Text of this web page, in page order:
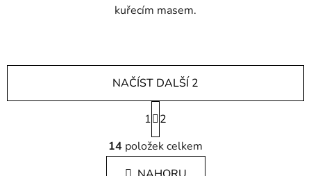
kuřecím masem.
O
v
l
NAČÍST DALŠÍ 2
S
t
r
á
n
k
1
2
14 položek celkem